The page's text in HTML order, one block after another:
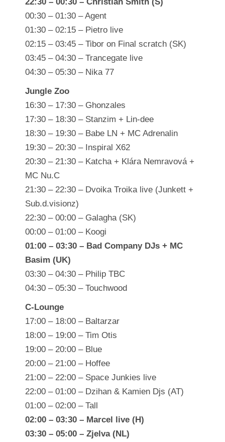
00:30 – 01:30 – Agent
01:30 – 02:15 – Pietro live
02:15 – 03:45 – Tibor on Final scratch (SK)
03:45 – 04:30 – Trancegate live
04:30 – 05:30 – Nika 77
Jungle Zoo
16:30 – 17:30 – Ghonzales
17:30 – 18:30 – Stanzim + Lin-dee
18:30 – 19:30 – Babe LN + MC Adrenalin
19:30 – 20:30 – Inspiral X62
20:30 – 21:30 – Katcha + Klára Nemravová +
MC Nu.C
21:30 – 22:30 – Dvoika Troika live (Junkett +
Sub.d.visionz)
22:30 – 00:00 – Galagha (SK)
00:00 – 01:00 – Koogi
01:00 – 03:30 – Bad Company DJs + MC
Basim (UK)
03:30 – 04:30 – Philip TBC
04:30 – 05:30 – Touchwood
C-Lounge
17:00 – 18:00 – Baltarzar
18:00 – 19:00 – Tim Otis
19:00 – 20:00 – Blue
20:00 – 21:00 – Hoffee
21:00 – 22:00 – Space Junkies live
22:00 – 01:00 – Dzihan & Kamien Djs (AT)
01:00 – 02:00 – Tall
02:00 – 03:30 – Marcel live (H)
03:30 – 05:00 – Zjelva (NL)